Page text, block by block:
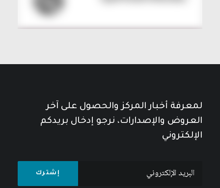
لمعرفة أخبار المركز والحصول على آخر
العروض والإصدارات، نرجو إدخال بريدكم
الإلكتروني